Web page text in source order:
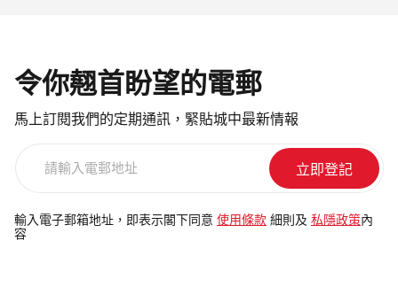
令你翹首盼望的電郵
馬上訂閱我們的定期通訊，緊貼城中最新情報
電
郵
輸入電子郵箱地址，即表示閣下同意 使用條款 細則及 私隱政策 內
容